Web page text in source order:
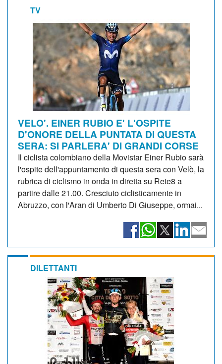
TV
VELO'. EINER RUBIO E' L'OSPITE
D'ONORE DELLA PUNTATA DI QUESTA
SERA: SI PARLERA' DI GRANDI CORSE
Il ciclista colombiano della Movistar Einer Rubio sarà
l'ospite dell'appuntamento di questa sera con Velò, la
rubrica di ciclismo in onda in diretta su Rete8 a
partire dalle 21.00. Cresciuto ciclisticamente in
Abruzzo, con l'Aran di Umberto Di Giuseppe, ormai...
DILETTANTI